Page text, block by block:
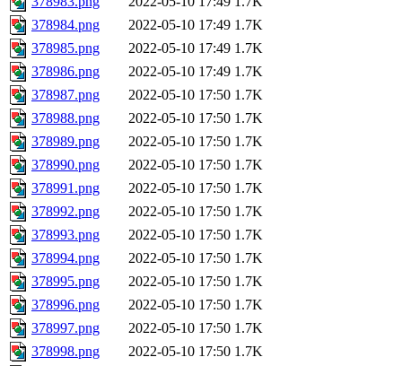
378984.png
2022-05-10 17:49 1.7K
378985.png
2022-05-10 17:49 1.7K
378986.png
2022-05-10 17:49 1.7K
378987.png
2022-05-10 17:50 1.7K
378988.png
2022-05-10 17:50 1.7K
378989.png
2022-05-10 17:50 1.7K
378990.png
2022-05-10 17:50 1.7K
378991.png
2022-05-10 17:50 1.7K
378992.png
2022-05-10 17:50 1.7K
378993.png
2022-05-10 17:50 1.7K
378994.png
2022-05-10 17:50 1.7K
378995.png
2022-05-10 17:50 1.7K
378996.png
2022-05-10 17:50 1.7K
378997.png
2022-05-10 17:50 1.7K
378998.png
2022-05-10 17:50 1.7K